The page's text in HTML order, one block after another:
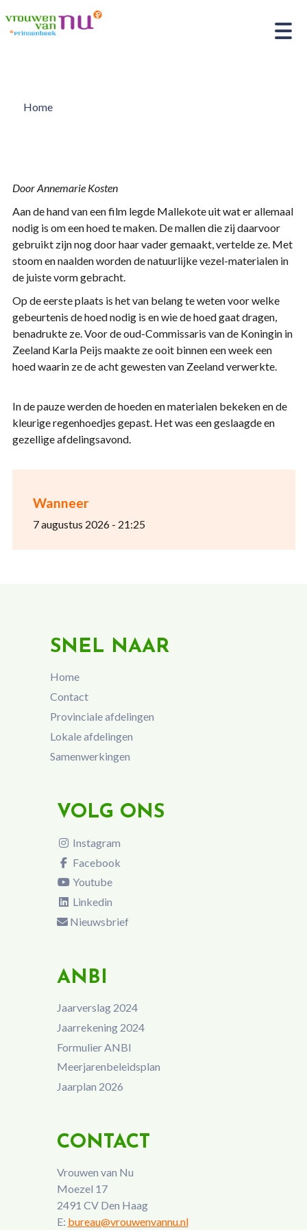
Home
Wanneer
7 augustus 2026 - 21:25
Door Annemarie Kosten
Aan de hand van een film legde Mallekote uit wat er allemaal
nodig is om een hoed te maken. De mallen die zij daarvoor
gebruikt zijn nog door haar vader gemaakt, vertelde ze. Met
stoom en naalden worden de natuurlijke vezel-materialen in
de juiste vorm gebracht.
Op de eerste plaats is het van belang te weten voor welke
gebeurtenis de hoed nodig is en wie de hoed gaat dragen,
benadrukte ze. Voor de oud-Commissaris van de Koningin in
Zeeland Karla Peijs maakte ze ooit binnen een week een
hoed waarin ze de acht gewesten van Zeeland verwerkte.
In de pauze werden de hoeden en materialen bekeken en de
kleurige regenhoedjes gepast. Het was een geslaagde en
gezellige afdelingsavond.
SNEL NAAR
Home
Contact
Provinciale afdelingen
Lokale afdelingen
Samenwerkingen
VOLG ONS
Instagram
Facebook
Youtube
Linkedin
Nieuwsbrief
ANBI
Jaarverslag 2024
Jaarrekening 2024
Formulier ANBI
Meerjarenbeleidsplan
Jaarplan 2026
CONTACT
Vrouwen van Nu
Moezel 17
2491 CV Den Haag
E: bureau@vrouwenvannu.nl